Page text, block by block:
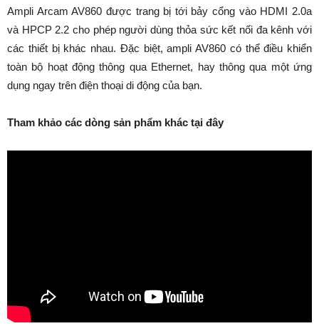
Ampli Arcam AV860 được trang bị tới bảy cổng vào HDMI 2.0a
và HPCP 2.2 cho phép người dùng thỏa sức kết nối đa kênh với
các thiết bị khác nhau. Đặc biệt, ampli AV860 có thể điều khiển
toàn bộ hoạt động thông qua Ethernet, hay thông qua một ứng
dụng ngay trên điện thoại di động của bạn.
Tham khảo các dòng sản phẩm khác tại đây